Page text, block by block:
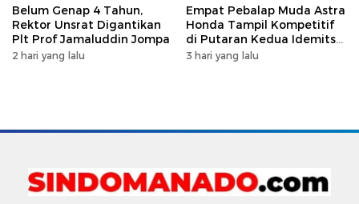
Belum Genap 4 Tahun,
Rektor Unsrat Digantikan
Plt Prof Jamaluddin Jompa
2 hari yang lalu
Empat Pebalap Muda Astra
Honda Tampil Kompetitif
di Putaran Kedua Idemitsu
Moto4 Asia Cup 2026
3 hari yang lalu